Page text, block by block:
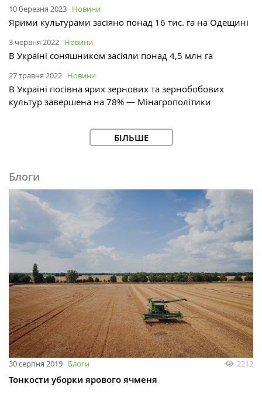
10 березня 2023 Новини
Ярими культурами засіяно понад 16 тис. га на Одещині
3 червня 2022 Новини
В Україні соняшником засіяли понад 4,5 млн га
27 травня 2022 Новини
В Україні посівна ярих зернових та зернобобових
культур завершена на 78% — Мінагрополітики
БІЛЬШЕ
Блоги
30 серпня 2019 Блоги 2212
Тонкости уборки ярового ячменя